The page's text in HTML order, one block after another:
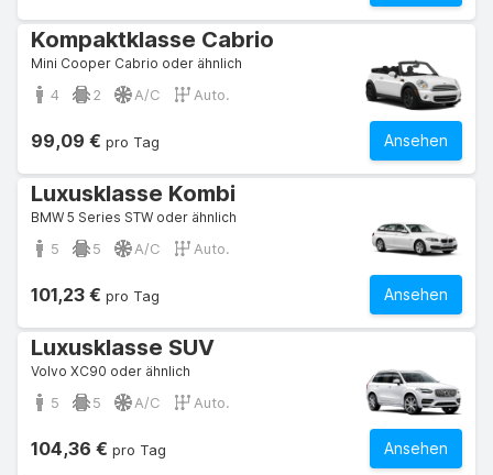
Kompaktklasse Cabrio
Mini Cooper Cabrio oder ähnlich
4 2 A/C Auto.
Ansehen
99,09 € pro Tag
Luxusklasse Kombi
BMW 5 Series STW oder ähnlich
5 5 A/C Auto.
Ansehen
101,23 € pro Tag
Luxusklasse SUV
Volvo XC90 oder ähnlich
5 5 A/C Auto.
Ansehen
104,36 € pro Tag